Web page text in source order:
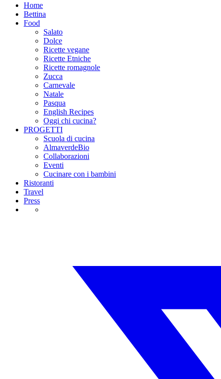
Home
Bettina
Food
Salato
Dolce
Ricette vegane
Ricette Etniche
Ricette romagnole
Zucca
Carnevale
Natale
Pasqua
English Recipes
Oggi chi cucina?
PROGETTI
Scuola di cucina
AlmaverdeBio
Collaborazioni
Eventi
Cucinare con i bambini
Ristoranti
Travel
Press